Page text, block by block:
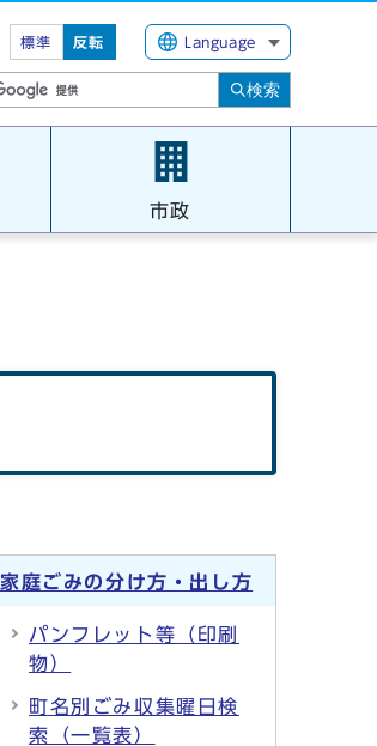
標準 反転 Language
検索
市政
家庭ごみの分け方・出し方
パンフレット等（印刷
物）
町名別ごみ収集曜日検
索（一覧表）